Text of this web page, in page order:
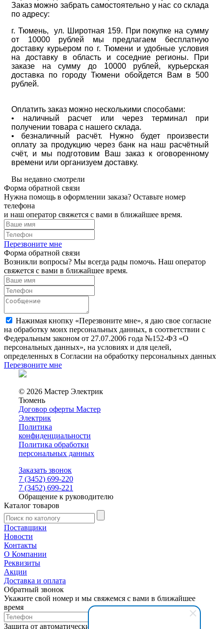
Заказ можно забрать самостоятельно у нас со склада
по адресу:
г. Тюмень, ул. Широтная 159. При покупке на сумму
от 10000 рублей мы предлагаем бесплатную
доставку курьером по г. Тюмени и удобные условия
на доставку в область и соседние регионы. При
заказе на сумму до 10000 рублей, курьерская
доставка по городу Тюмени обойдется Вам в 500
рублей.
Оплатить заказ можно несколькими способами:
• наличный расчет или через терминал при
получении товара с нашего склада.
• безналичный расчёт. Нужно будет произвести
оплату за продукцию через банк на наш расчётный
счёт, и мы подготовим Ваш заказ к оговоренному
времени или организуем доставку.
Вы недавно смотрели
Форма обратной связи
Нужна помощь в оформлении заказа? Оставьте номер
телефона
и наш оператор свяжется с вами в ближайшее время.
Перезвоните мне
Форма обратной связи
Возникли вопросы? Мы всегда рады помочь. Наш оператор
свяжется с вами в ближайшее время.
Нажимая кнопку «Перезвоните мне», я даю свое согласие
на обработку моих персональных данных, в соответствии с
Федеральным законом от 27.07.2006 года №152-ФЗ «О
персональных данных», на условиях и для целей,
определенных в Согласии на обработку персональных данных
Перезвоните мне
© 2026 Мастер Электрик
Тюмень
Договор оферты Мастер
Электрик
Политика
конфиденциальности
Политика обработки
персональных данных
Заказать звонок
7 (3452) 699-220
7 (3452) 699-221
Обращение к руководителю
Каталог товаров
Поставщики
Новости
Контакты
О Компании
Реквизиты
Акции
Доставка и оплата
Обратный звонок
Укажите свой номер и мы свяжемся с вами в ближайшее
время
Защита от автоматических сообщений